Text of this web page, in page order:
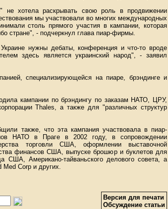
не хотела раскрывать свою роль в продвижении
мы участвовали во многих международных
столь прямого участия в кампании, которая
стране", - подчеркнул глава пиар-фирмы.
нужны дебаты, конференция и что-то вроде
здесь является украинский народ", - заявил
специализирующейся на пиаре, брэндинге и
кампании по брэндингу по заказам НАТО, ЦРУ,
Thales, а также для "различных структур
также, что эта кампания участвовала в пиар-
НАТО в Праге в 2002 году, в сопровождении
торговли США, оформлении выставочной
финансов США, выпуске брошюр и буклетов для
США, Американо-тайваньского делового совета, а
Med Corp и других.
Версия для печати
Обсуждение статьи